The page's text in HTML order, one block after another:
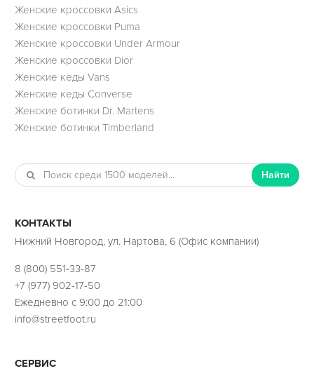
Женские кроссовки Asics
Женские кроссовки Puma
Женские кроссовки Under Armour
Женские кроссовки Dior
Женские кеды Vans
Женские кеды Converse
Женские ботинки Dr. Martens
Женские ботинки Timberland
Найти
КОНТАКТЫ
Нижний Новгород, ул. Нартова, 6 (Офис компании)
8 (800) 551-33-87
+7 (977) 902-17-50
Ежедневно с 9:00 до 21:00
info@streetfoot.ru
СЕРВИС